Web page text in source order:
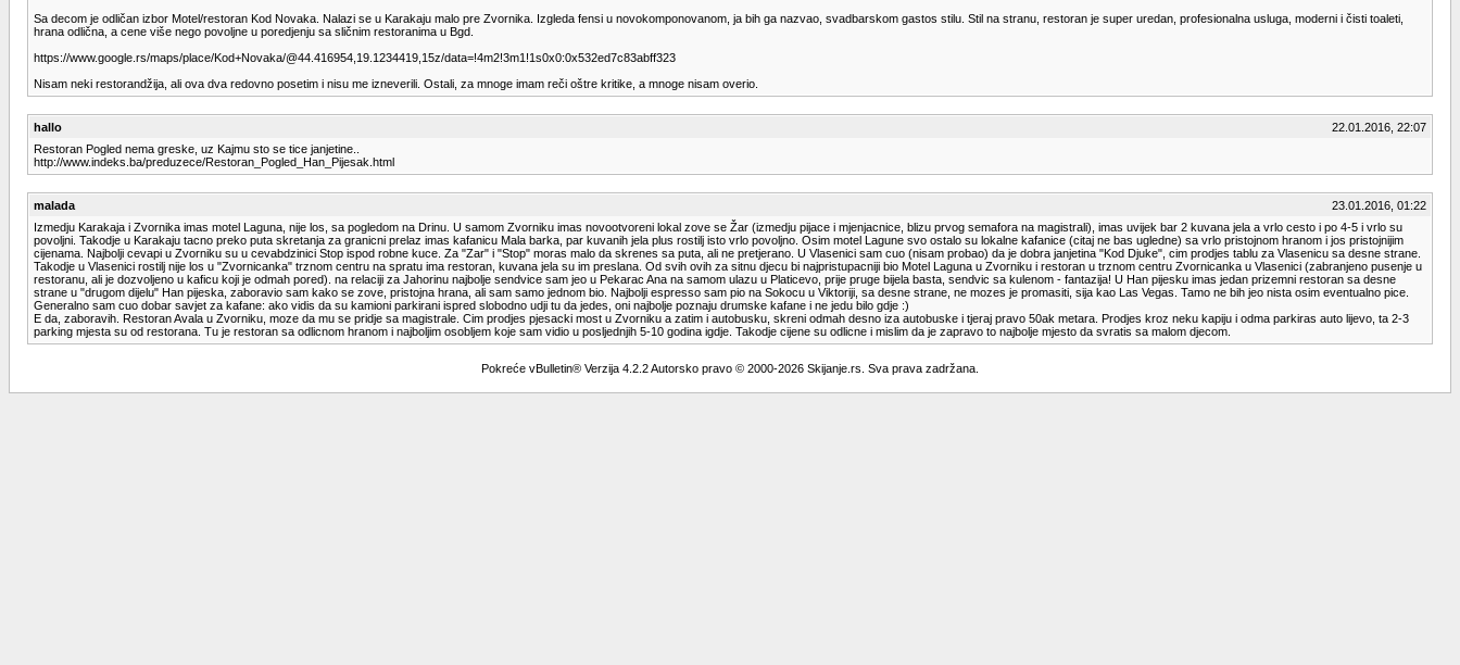
Sa decom je odličan izbor Motel/restoran Kod Novaka. Nalazi se u Karakaju malo pre Zvornika. Izgleda fensi u novokomponovanom, ja bih ga nazvao, svadbarskom gastos stilu. Stil na stranu, restoran je super uredan, profesionalna usluga, moderni i čisti toaleti,
hrana odlična, a cene više nego povoljne u poredjenju sa sličnim restoranima u Bgd.
https://www.google.rs/maps/place/Kod+Novaka/@44.416954,19.1234419,15z/data=!4m2!3m1!1s0x0:0x532ed7c83abff323
Nisam neki restorandžija, ali ova dva redovno posetim i nisu me izneverili. Ostali, za mnoge imam reči oštre kritike, a mnoge nisam overio.
hallo
22.01.2016, 22:07
Restoran Pogled nema greske, uz Kajmu sto se tice janjetine..
http://www.indeks.ba/preduzece/Restoran_Pogled_Han_Pijesak.html
malada
23.01.2016, 01:22
Izmedju Karakaja i Zvornika imas motel Laguna, nije los, sa pogledom na Drinu. U samom Zvorniku imas novootvoreni lokal zove se Žar (izmedju pijace i mjenjacnice, blizu prvog semafora na magistrali), imas uvijek bar 2 kuvana jela a vrlo cesto i po 4-5 i vrlo su
povoljni. Takodje u Karakaju tacno preko puta skretanja za granicni prelaz imas kafanicu Mala barka, par kuvanih jela plus rostilj isto vrlo povoljno. Osim motel Lagune svo ostalo su lokalne kafanice (citaj ne bas ugledne) sa vrlo pristojnom hranom i jos pristojnijim
cijenama. Najbolji cevapi u Zvorniku su u cevabdzinici Stop ispod robne kuce. Za "Zar" i "Stop" moras malo da skrenes sa puta, ali ne pretjerano. U Vlasenici sam cuo (nisam probao) da je dobra janjetina "Kod Djuke", cim prodjes tablu za Vlasenicu sa desne strane.
Takodje u Vlasenici rostilj nije los u "Zvornicanka" trznom centru na spratu ima restoran, kuvana jela su im preslana. Od svih ovih za sitnu djecu bi najpristupacniji bio Motel Laguna u Zvorniku i restoran u trznom centru Zvornicanka u Vlasenici (zabranjeno pusenje u
restoranu, ali je dozvoljeno u kaficu koji je odmah pored). na relaciji za Jahorinu najbolje sendvice sam jeo u Pekarac Ana na samom ulazu u Platicevo, prije pruge bijela basta, sendvic sa kulenom - fantazija! U Han pijesku imas jedan prizemni restoran sa desne
strane u "drugom dijelu" Han pijeska, zaboravio sam kako se zove, pristojna hrana, ali sam samo jednom bio. Najbolji espresso sam pio na Sokocu u Viktoriji, sa desne strane, ne mozes je promasiti, sija kao Las Vegas. Tamo ne bih jeo nista osim eventualno pice.
Generalno sam cuo dobar savjet za kafane: ako vidis da su kamioni parkirani ispred slobodno udji tu da jedes, oni najbolje poznaju drumske kafane i ne jedu bilo gdje :)
E da, zaboravih. Restoran Avala u Zvorniku, moze da mu se pridje sa magistrale. Cim prodjes pjesacki most u Zvorniku a zatim i autobusku, skreni odmah desno iza autobuske i tjeraj pravo 50ak metara. Prodjes kroz neku kapiju i odma parkiras auto lijevo, ta 2-3
parking mjesta su od restorana. Tu je restoran sa odlicnom hranom i najboljim osobljem koje sam vidio u posljednjih 5-10 godina igdje. Takodje cijene su odlicne i mislim da je zapravo to najbolje mjesto da svratis sa malom djecom.
Pokreće vBulletin® Verzija 4.2.2 Autorsko pravo © 2000-2026 Skijanje.rs. Sva prava zadržana.